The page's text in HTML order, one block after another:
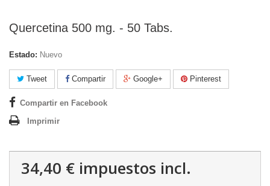
Quercetina 500 mg. - 50 Tabs.
Estado: Nuevo
Tweet Compartir Google+ Pinterest
Compartir en Facebook
Imprimir
34,40 € impuestos incl.